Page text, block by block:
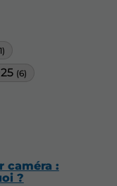
(6)
caméra :
?